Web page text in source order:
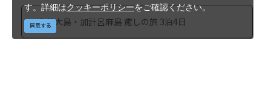
奄美大島・加計呂麻島 癒しの旅 3泊4日
す。詳細はクッキーポリシーをご確認ください。
同意する